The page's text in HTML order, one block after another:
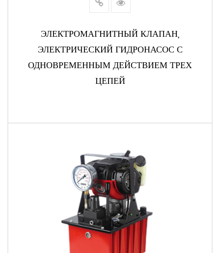
ЭЛЕКТРОМАГНИТНЫЙ КЛАПАН,
ЭЛЕКТРИЧЕСКИЙ ГИДРОНАСОС С
ОДНОВРЕМЕННЫМ ДЕЙСТВИЕМ ТРЕХ
ЦЕПЕЙ